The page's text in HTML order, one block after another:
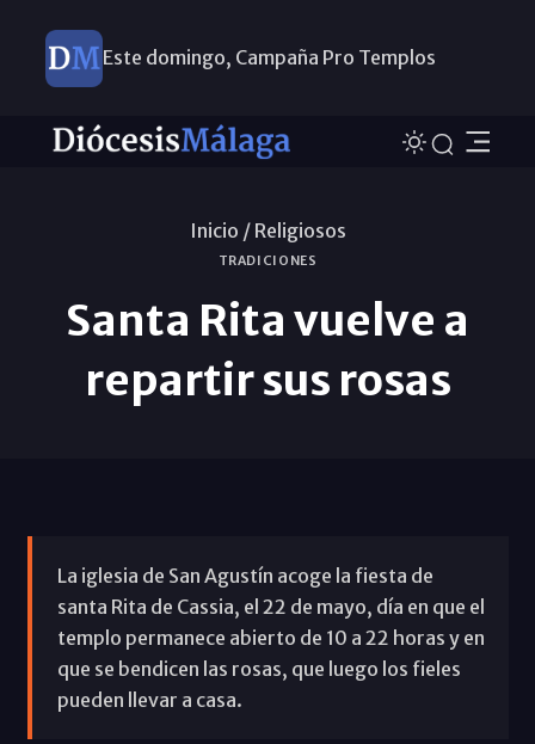
Este domingo, Campaña Pro Templos
Inicio / Religiosos
TRADICIONES
Santa Rita vuelve a
repartir sus rosas
La iglesia de San Agustín acoge la fiesta de
santa Rita de Cassia, el 22 de mayo, día en que el
templo permanece abierto de 10 a 22 horas y en
que se bendicen las rosas, que luego los fieles
pueden llevar a casa.